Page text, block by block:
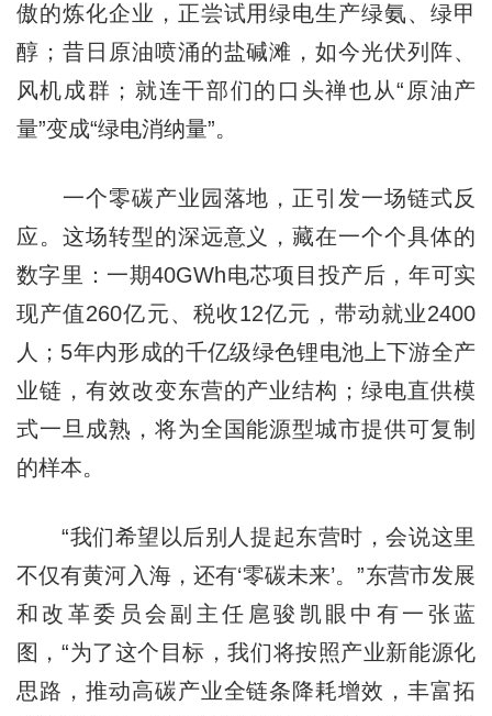
傲的炼化企业，正尝试用绿电生产绿氨、绿甲
醇；昔日原油喷涌的盐碱滩，如今光伏列阵、
风机成群；就连干部们的口头禅也从“原油产
量”变成“绿电消纳量”。
一个零碳产业园落地，正引发一场链式反
应。这场转型的深远意义，藏在一个个具体的
数字里：一期40GWh电芯项目投产后，年可实
现产值260亿元、税收12亿元，带动就业2400
人；5年内形成的千亿级绿色锂电池上下游全产
业链，有效改变东营的产业结构；绿电直供模
式一旦成熟，将为全国能源型城市提供可复制
的样本。
“我们希望以后别人提起东营时，会说这里
不仅有黄河入海，还有‘零碳未来’。”东营市发展
和改革委员会副主任扈骏凯眼中有一张蓝
图，“为了这个目标，我们将按照产业新能源化
思路，推动高碳产业全链条降耗增效，丰富拓